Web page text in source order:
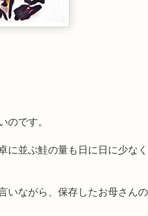
のです。
に並ぶ鮭の量も日に日に少なく
いながら、保存したお母さんの